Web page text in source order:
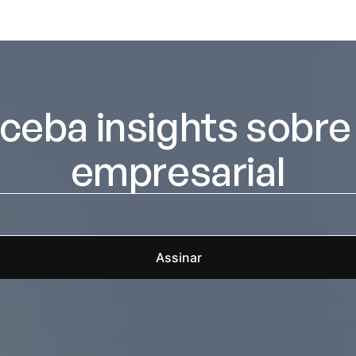
insights
empresarial